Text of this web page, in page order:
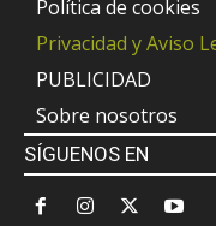
Política de cookies
Privacidad y Aviso
PUBLICIDAD
Sobre nosotros
SÍGUENOS EN